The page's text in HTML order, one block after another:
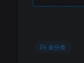
未分类